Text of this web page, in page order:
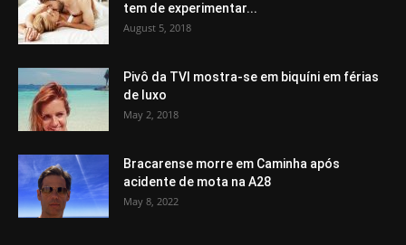
tem de experimentar...
August 5, 2018
Pivô da TVI mostra-se em biquíni em férias
de luxo
May 2, 2018
Bracarense morre em Caminha após
acidente de mota na A28
May 8, 2022